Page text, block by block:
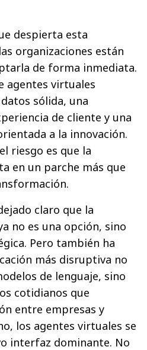
despierta esta
organizaciones están
de forma inmediata.
agentes virtuales
sólida, una
de cliente y una
a la innovación.
riesgo es que la
en un parche más que
claro que la
no es una opción, sino
Pero también ha
más disruptiva no
de lenguaje, sino
cotidianos que
entre empresas y
los agentes virtuales se
interfaz dominante. No